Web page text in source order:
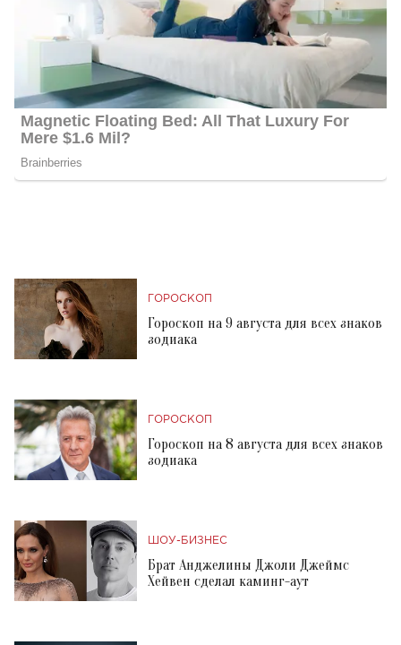
ГОРОСКОП
Гороскоп на 9 августа для всех знаков
зодиака
ГОРОСКОП
Гороскоп на 8 августа для всех знаков
зодиака
ШОУ-БИЗНЕС
Брат Анджелины Джоли Джеймс
Хейвен сделал каминг-аут